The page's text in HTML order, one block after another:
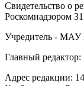
Свидетельство о
Роскомнадзором
Учредитель - МАУ
Главный
Адрес редакции: